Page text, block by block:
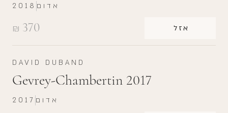
₪ 370 אזל
2018 אדום
DAVID DUBAND
Gevrey-Chambertin 2017
2017 אדום